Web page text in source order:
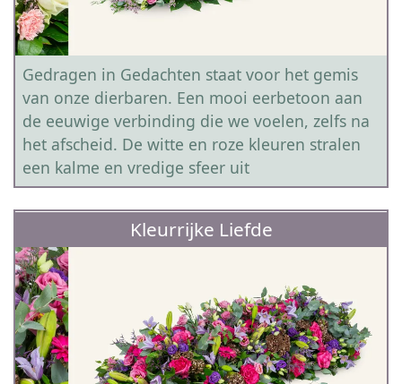
Gedragen in Gedachten staat voor het gemis
van onze dierbaren. Een mooi eerbetoon aan
de eeuwige verbinding die we voelen, zelfs na
het afscheid. De witte en roze kleuren stralen
een kalme en vredige sfeer uit
Kleurrijke Liefde